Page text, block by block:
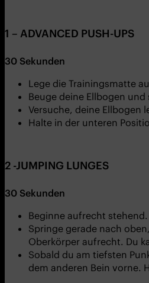
1 – ADVANCED PUSH-UPS
30 Sekunden
Lege die Trainingsmatte
Beuge deine Ellbogen
Versuche, deine
Halte in der unteren
2 -JUMPING LUNGES
30 Sekunden
Beginne aufrecht
Springe gerade nach
Oberkörper aufrecht. Du
Sobald du am tiefsten
dem anderen Bein vorne.